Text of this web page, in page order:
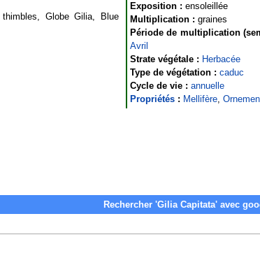
Globe Gilia, Blue
Exposition : ensoleillée
Multiplication : graines
Période de multiplication
Avril
Strate végétale : Herbacée
Type de végétation : caduc
Cycle de vie : annuelle
Propriétés : Mellifère,